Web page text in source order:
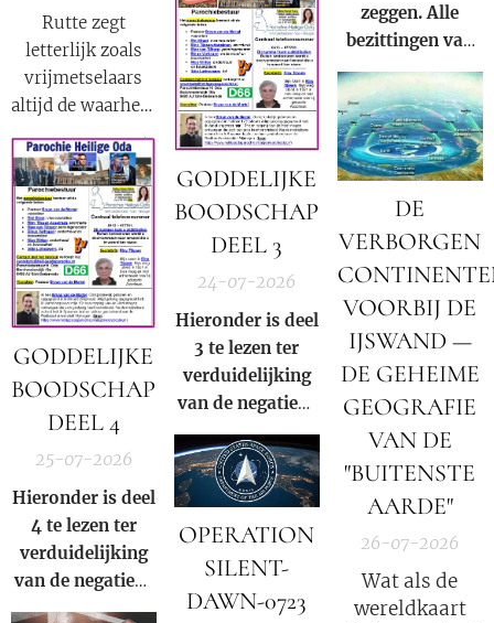
zeggen. Alle
bezittingen van
Prins Bernhard
(Jr.) zijn in
beslag genomen
door Donald
Trump op basis
van Executive
Order 13818.
Rutte zegt
letterlijk zoals
vrijmetselaars
altijd de waarheid
moeten
verkondigen als
onderdeel van
hun satanische
geloof:
"Nederland is
een republiek
waarin één en
dezelfde familie
altijd de
levert".
DE
VERBORGEN
VOORBIJ DE
IJSWAND —
DE GEHEIME
GEOGRAFIE
VAN DE
"BUITENSTE
AARDE"
26-07-2026
Wat als de
wereldkaart
GODDELIJKE
BOODSCHAP
DEEL 4
25-07-2026
Hieronder is deel
4 te lezen ter
verduidelijking
van de negatieve
rol en
GODDELIJKE
BOODSCHAP
DEEL 3
24-07-2026
Hieronder is deel
3 te lezen ter
verduidelijking
van de negatieve
rol en
samenzwering in
woord en beeld
van de Rooms-
Katholieke kerk
binnen onze
huidige
OPERATION
SILENT-
DAWN-0723